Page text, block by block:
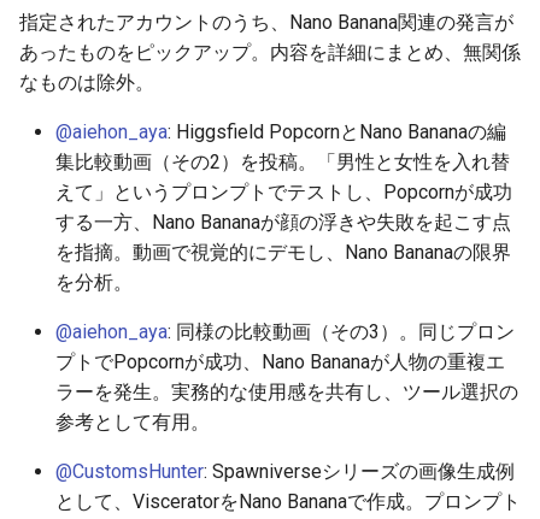
2026-05-27
2026-05-25
2026-05-24
2026-05-23
2026-05-21
2026-05-19
2025-11-11
2025-11-09
2025-11-08
2025-11-07
2025-11-05
2025-11-03
2026-05-27
2026-05-25
2026-05-24
2026-05-23
2026-05-21
2026-05-19
2025-11-11
2025-11-09
2025-11-08
2025-11-07
2025-11-05
2025-11-03
2026-05-24
2026-05-23
2026-05-22
2026-05-21
2026-05-20
2026-05-18
2026-05-17
2026-05-16
2026-05-23
2026-05-21
2026-05-20
2026-05-19
2026-05-17
2026-05-15
2025-11-11
2025-11-09
2025-11-08
2025-11-07
2025-11-05
2025-11-03
2026-05-27
2026-05-25
2026-05-24
2026-05-23
2026-05-21
2026-05-18
指定されたアカウントのうち、Nano Banana関連の発言が
あったものをピックアップ。内容を詳細にまとめ、無関係
なものは除外。
@aiehon_aya: Higgsfield PopcornとNano Bananaの編
集比較動画（その2）を投稿。「男性と女性を入れ替
えて」というプロンプトでテストし、Popcornが成功
する一方、Nano Bananaが顔の浮きや失敗を起こす点
を指摘。動画で視覚的にデモし、Nano Bananaの限界
を分析。
@aiehon_aya: 同様の比較動画（その3）。同じプロン
プトでPopcornが成功、Nano Bananaが人物の重複エ
ラーを発生。実務的な使用感を共有し、ツール選択の
参考として有用。
@CustomsHunter: Spawniverseシリーズの画像生成例
として、VisceratorをNano Bananaで作成。プロンプト